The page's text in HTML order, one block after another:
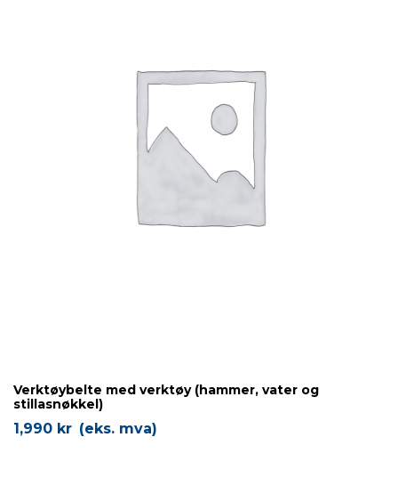
Verktøybelte med verktøy (hammer, vater og
stillasnøkkel)
1,990 kr (eks. mva)